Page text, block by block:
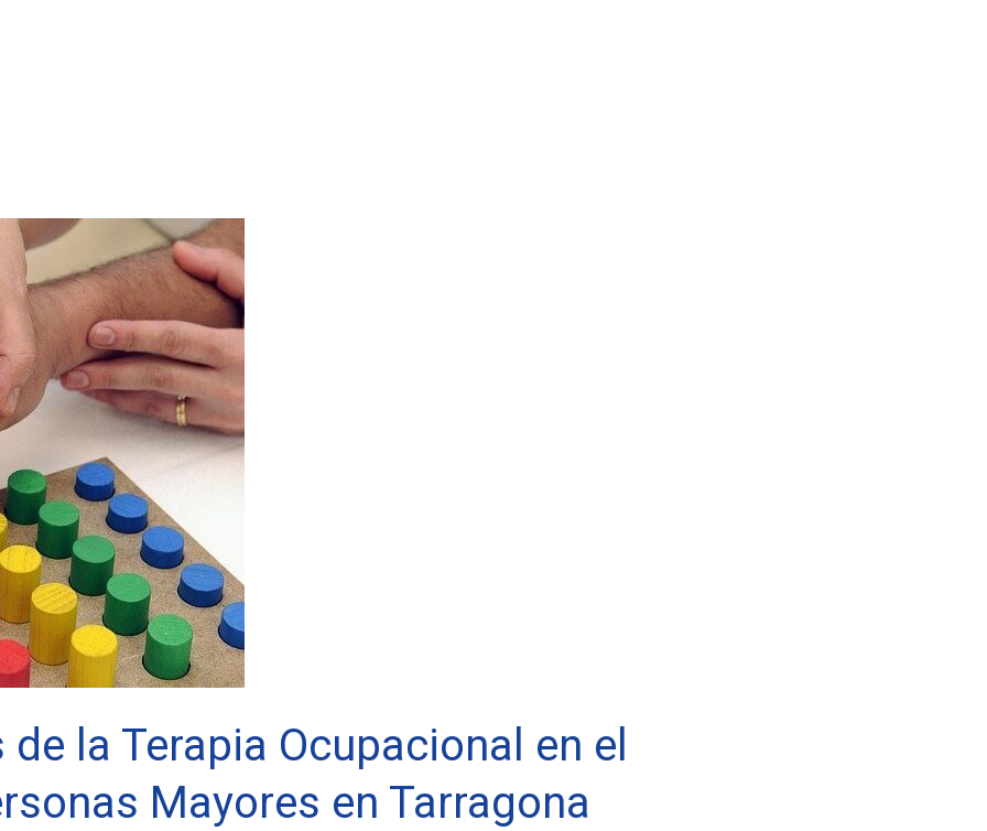
la Terapia Ocupacional en el
Mayores en Tarragona